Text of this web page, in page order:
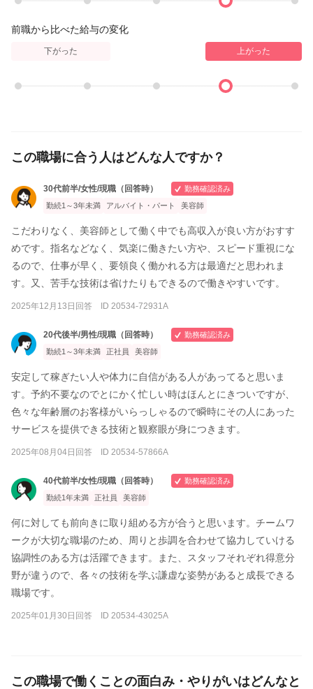
前職から比べた給与の変化
下がった 上がった
この職場に合う人はどんな人ですか？
30代前半/女性/現職（回答時）
勤務確認済み
勤続1～3年未満
アルバイト・パート 美容師
こだわりなく、美容師として働く中でも高収入が良い方がおすす
めです。指名などなく、気楽に働きたい方や、スピード重視にな
るので、仕事が早く、要領良く働かれる方は最適だと思われま
す。又、苦手な技術は省けたりもできるので働きやすいです。
2025年12月13日回答 ID 20534-72931A
20代後半/男性/現職（回答時）
勤務確認済み
勤続1～3年未満
正社員 美容師
安定して稼ぎたい人や体力に自信がある人があってると思いま
す。予約不要なのでとにかく忙しい時はほんとにきついですが、
色々な年齢層のお客様がいらっしゃるので瞬時にその人にあった
サービスを提供できる技術と観察眼が身につきます。
2025年08月04日回答 ID 20534-57866A
40代前半/女性/現職（回答時）
勤務確認済み
勤続1年未満
正社員 美容師
何に対しても前向きに取り組める方が合うと思います。チームワ
ークが大切な職場のため、周りと歩調を合わせて協力していける
協調性のある方は活躍できます。また、スタッフそれぞれ得意分
野が違うので、各々の技術を学ぶ謙虚な姿勢があると成長できる
職場です。
2025年01月30日回答 ID 20534-43025A
この職場で働くことの面白み・やりがいはどんなと